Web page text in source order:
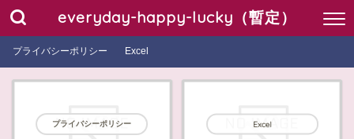
everyday-happy-lucky（暫定）
プライバシーポリシー Excel
プライバシーポリシー Excel